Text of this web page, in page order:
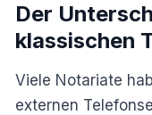
Der
klassischen
Viele Notariate
externen